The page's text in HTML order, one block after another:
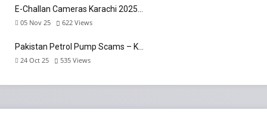
E-Challan Cameras Karachi 2025…
05 Nov 25 622 Views
Pakistan Petrol Pump Scams – K…
24 Oct 25 535 Views